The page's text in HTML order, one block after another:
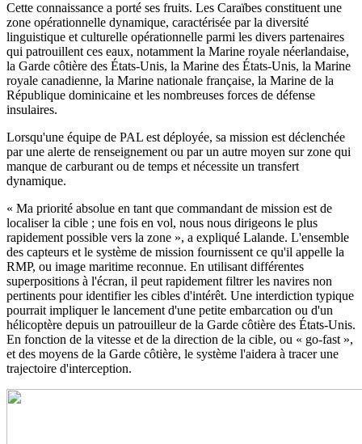
Cette connaissance a porté ses fruits. Les Caraïbes constituent une
zone opérationnelle dynamique, caractérisée par la diversité
linguistique et culturelle opérationnelle parmi les divers partenaires
qui patrouillent ces eaux, notamment la Marine royale néerlandaise,
la Garde côtière des États-Unis, la Marine des États-Unis, la Marine
royale canadienne, la Marine nationale française, la Marine de la
République dominicaine et les nombreuses forces de défense
insulaires.
Lorsqu'une équipe de PAL est déployée, sa mission est déclenchée
par une alerte de renseignement ou par un autre moyen sur zone qui
manque de carburant ou de temps et nécessite un transfert
dynamique.
« Ma priorité absolue en tant que commandant de mission est de
localiser la cible ; une fois en vol, nous nous dirigeons le plus
rapidement possible vers la zone », a expliqué Lalande. L'ensemble
des capteurs et le système de mission fournissent ce qu'il appelle la
RMP, ou image maritime reconnue. En utilisant différentes
superpositions à l'écran, il peut rapidement filtrer les navires non
pertinents pour identifier les cibles d'intérêt. Une interdiction typique
pourrait impliquer le lancement d'une petite embarcation ou d'un
hélicoptère depuis un patrouilleur de la Garde côtière des États-Unis.
En fonction de la vitesse et de la direction de la cible, ou « go-fast »,
et des moyens de la Garde côtière, le système l'aidera à tracer une
trajectoire d'interception.